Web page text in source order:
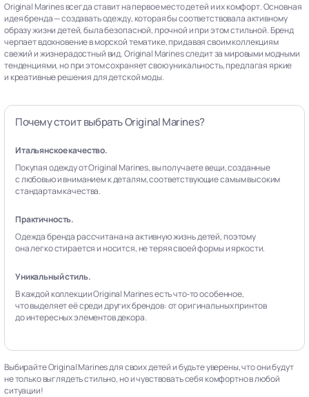
Original Marines всегда ставит на первое место детей и их комфорт. Основная
идея бренда — создавать одежду, которая бы соответствовала активному
образу жизни детей, была безопасной, прочной и при этом стильной. Бренд
черпает вдохновение в морской тематике, придавая своим коллекциям
свежий и жизнерадостный вид. Original Marines следит за мировыми модными
тенденциями, но при этом сохраняет свою уникальность, предлагая яркие
и креативные решения для детской моды.
Почему стоит выбрать Original Marines?
Итальянское качество.
Покупая одежду от Original Marines, вы получаете вещи, созданные
с любовью и вниманием к деталям, соответствующие самым высоким
стандартам качества.
Практичность.
Одежда бренда рассчитана на активную жизнь детей, поэтому
она легко стирается и носится, не теряя своей формы и яркости.
Уникальный стиль.
В каждой коллекции Original Marines есть что‑то особенное,
что выделяет её среди других брендов: от оригинальных принтов
до интересных элементов декора.
Выбирайте Original Marines для своих детей и будьте уверены, что они будут
не только выглядеть стильно, но и чувствовать себя комфортно в любой
ситуации!